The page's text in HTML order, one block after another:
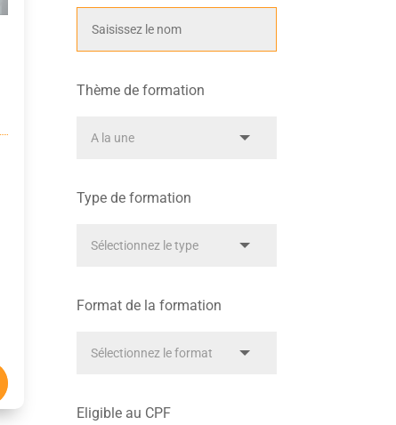
Thème de formation
Type de formation
Format de la formation
Eligible au CPF